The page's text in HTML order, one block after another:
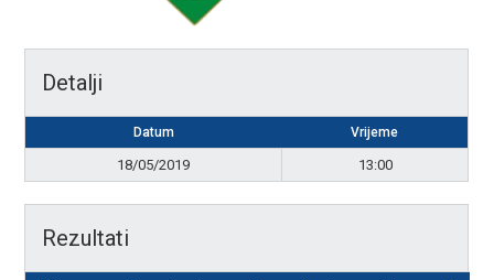
Detalji
Datum Vrijeme
18/05/2019 13:00
Rezultati